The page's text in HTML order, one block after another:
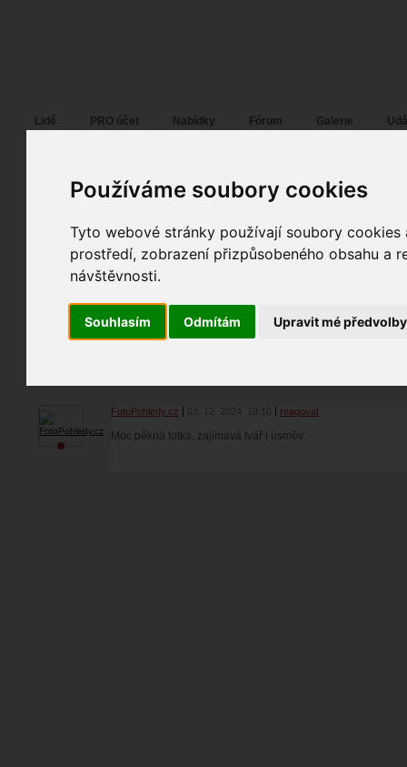
Používáme soubory cookies
Tyto webové stránky používají soubory
prostředí, zobrazení přizpůsobeného obsahu a
návštěvnosti.
Souhlasím Odmítám Upravit mé předvolby
Lidé PRO účet Nabídky Fórum Galerie
sladeka 01. 09. 2009 17:40 portrét
Kamilcatko
spolupráce fotografováno
FotoPohledy.cz 03. 12. 2024 18:10 reagovat
Moc pěkná fotka, zajímavá tvář i úsměv.